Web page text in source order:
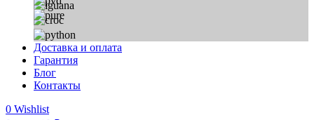
Доставка и оплата
Гарантия
Блог
Контакты
0 Wishlist